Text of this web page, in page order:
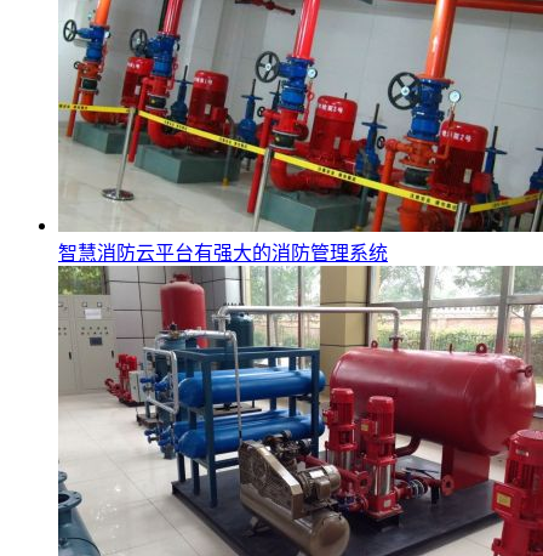
智慧消防云平台有强大的消防管理系统